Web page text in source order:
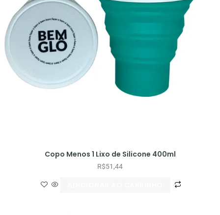
Copo Menos 1 Lixo de Silicone 400ml
R$51,44